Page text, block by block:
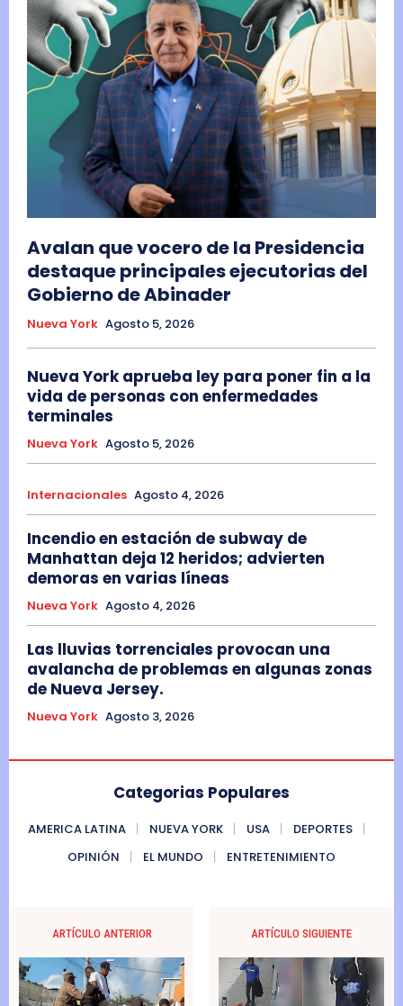
Avalan que vocero de la Presidencia
destaque principales ejecutorias del
Gobierno de Abinader
Nueva York Agosto 5, 2026
Nueva York aprueba ley para poner fin a la
vida de personas con enfermedades
terminales
Nueva York Agosto 5, 2026
Internacionales Agosto 4, 2026
Incendio en estación de subway de
Manhattan deja 12 heridos; advierten
demoras en varias líneas
Nueva York Agosto 4, 2026
Las lluvias torrenciales provocan una
avalancha de problemas en algunas zonas
de Nueva Jersey.
Nueva York Agosto 3, 2026
Categorias Populares
AMERICA LATINA NUEVA YORK USA
DEPORTES
OPINIÓN
EL MUNDO ENTRETENIMIENTO
ARTÍCULO ANTERIOR ARTÍCULO SIGUIENTE